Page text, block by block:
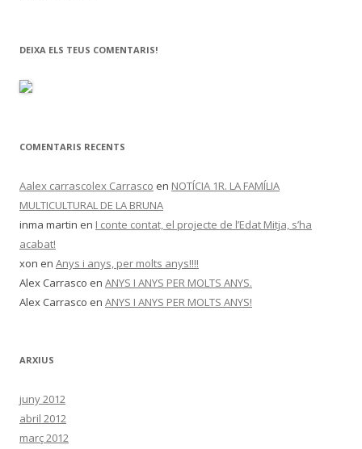
DEIXA ELS TEUS COMENTARIS!
COMENTARIS RECENTS
Aalex carrascolex Carrasco en NOTÍCIA 1R. LA FAMÍLIA
MULTICULTURAL DE LA BRUNA
inma martin en I conte contat, el projecte de l’Edat Mitja, s’ha
acabat!
xon en Anys i anys, per molts anys!!!!
Alex Carrasco en ANYS I ANYS PER MOLTS ANYS.
Alex Carrasco en ANYS I ANYS PER MOLTS ANYS!
ARXIUS
juny 2012
abril 2012
març 2012